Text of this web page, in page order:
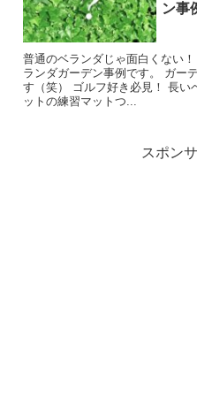
ン事
普通のベランダじゃ面白くない
ランダガーデン事例です。 ガー
す（笑） ゴルフ好き必見！ 長い
ットの練習マットつ...
スポン